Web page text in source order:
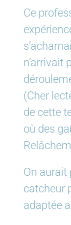
Ce
n’arrivait
(Cher
de cette
où des
On aurait
catcheur
adaptée